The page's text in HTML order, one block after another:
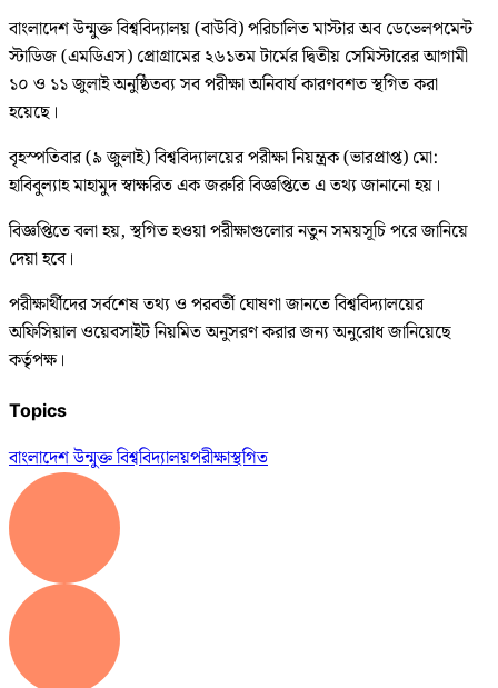
বাংলাদেশ উন্মুক্ত বিশ্ববিদ্যালয় (বাউবি) পরিচালিত মাস্টার অব ডেভেলপমেন্ট
স্টাডিজ (এমডিএস) প্রোগ্রামের ২৬১তম টার্মের দ্বিতীয় সেমিস্টারের আগামী
১০ ও ১১ জুলাই অনুষ্ঠিতব্য সব পরীক্ষা অনিবার্য কারণবশত স্থগিত করা
হয়েছে।
বৃহস্পতিবার (৯ জুলাই) বিশ্ববিদ্যালয়ের পরীক্ষা নিয়ন্ত্রক (ভারপ্রাপ্ত) মো:
হাবিবুল্যাহ মাহামুদ স্বাক্ষরিত এক জরুরি বিজ্ঞপ্তিতে এ তথ্য জানানো হয়।
বিজ্ঞপ্তিতে বলা হয়, স্থগিত হওয়া পরীক্ষাগুলোর নতুন সময়সূচি পরে জানিয়ে
দেয়া হবে।
পরীক্ষার্থীদের সর্বশেষ তথ্য ও পরবর্তী ঘোষণা জানতে বিশ্ববিদ্যালয়ের
অফিসিয়াল ওয়েবসাইট নিয়মিত অনুসরণ করার জন্য অনুরোধ জানিয়েছে
কর্তৃপক্ষ।
Topics
বাংলাদেশ উন্মুক্ত বিশ্ববিদ্যালয়পরীক্ষাস্থগিত